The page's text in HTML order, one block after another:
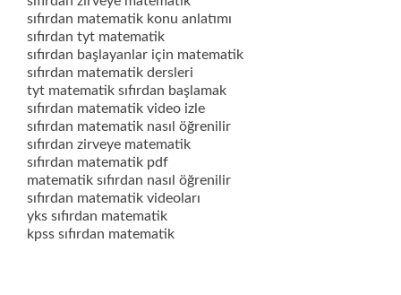
sıfırdan matematik konu anlatımı
sıfırdan tyt matematik
sıfırdan başlayanlar için matematik
sıfırdan matematik dersleri
tyt matematik sıfırdan başlamak
sıfırdan matematik video izle
sıfırdan matematik nasıl öğrenilir
sıfırdan zirveye matematik
sıfırdan matematik pdf
matematik sıfırdan nasıl öğrenilir
sıfırdan matematik videoları
yks sıfırdan matematik
kpss sıfırdan matematik